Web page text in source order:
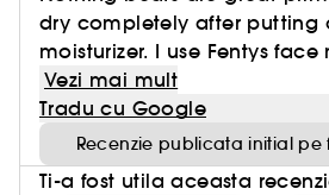
dry completely after putting
moisturizer. I use Fentys face
Vezi mai mult
Tradu cu Google
Recenzie publicata initial
Ti-a fost utila aceasta